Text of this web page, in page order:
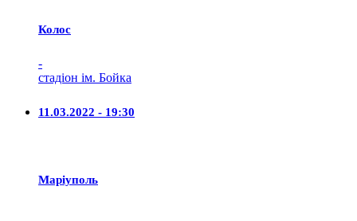
Колос
-
стадіон ім. Бойка
11.03.2022 - 19:30
Маріуполь